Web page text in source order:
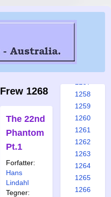
Frew 1268
The 22nd
Phantom
Pt.1
Forfatter:
Hans
Lindahl
Tegner:
1251
1252
1258
1259
1260
1261
1262
1263
1264
1265
1266